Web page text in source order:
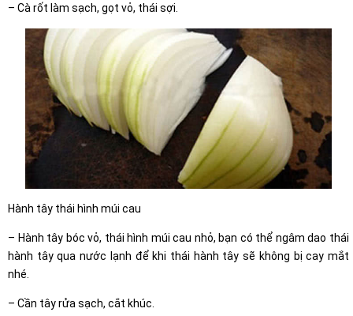
– Cà rốt làm sạch, gọt vỏ, thái sợi.
Hành tây thái hình múi cau
– Hành tây bóc vỏ, thái hình múi cau nhỏ, bạn có thể ngâm dao thái
hành tây qua nước lạnh để khi thái hành tây sẽ không bị cay mắt
nhé.
– Cần tây rửa sạch, cắt khúc.